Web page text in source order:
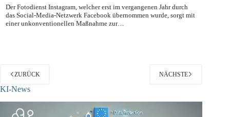
29.01.2013
Der Fotodienst Instagram, welcher erst im vergangenen Jahr durch
das Social-Media-Netzwerk Facebook übernommen wurde, sorgt mit
ZURÜCK
KI-News